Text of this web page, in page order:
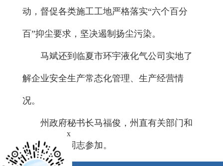
动，督促各类施工工地严格落实“六个百分
百”抑尘要求，坚决遏制扬尘污染。
马斌还到临夏市环宇液化气公司实地了
解企业安全生产常态化管理、生产经营情
况。
州政府秘书长马福俊，州直有关部门和
临夏县负责同志参加。
x